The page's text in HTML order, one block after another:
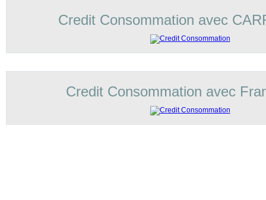
Credit Consommation avec
Credit Consommation avec